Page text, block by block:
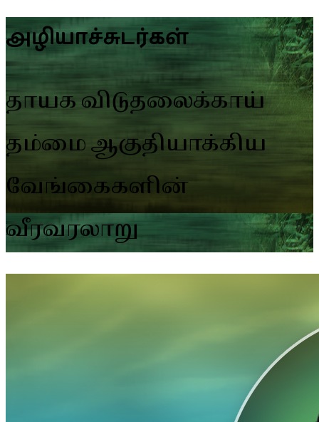
அழியாச்சுடர்கள்
தாயக விடுதலைக்காய்
தம்மை ஆகுதியாக்கிய
வேங்கைகளின்
வீரவரலாறு